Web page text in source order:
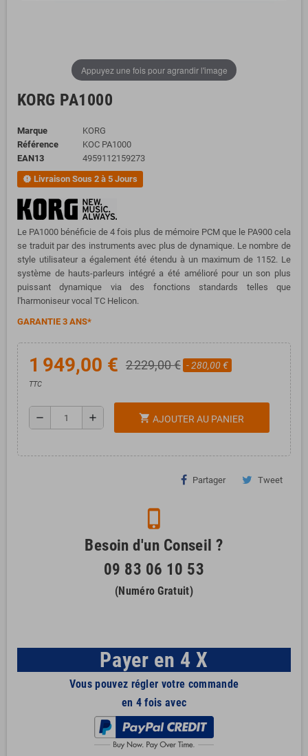
Appuyez une fois pour agrandir l'image
KORG PA1000
Marque
KORG
Référence
KOC PA1000
EAN13
4959112159273
new_releases Livraison Sous 2 à 5 Jours
Le PA1000 bénéficie de 4 fois plus de mémoire PCM que le PA900 cela
se traduit par des instruments avec plus de dynamique. Le nombre de
style utilisateur a également été étendu à un maximum de 1152. Le
système de hauts-parleurs intégré a été amélioré pour un son plus
puissant dynamique via des fonctions standards telles que
l'harmoniseur vocal TC Helicon.
GARANTIE 3 ANS*
1 949,00 € 2 229,00 € - 280,00 €
TTC
remove add shopping_cart AJOUTER AU PANIER
Partager Tweet
phone_iphone
Besoin d'un Conseil ?
09 83 06 10 53
(Numéro Gratuit)
Payer en 4 X
Vous pouvez régler votre commande
en 4 fois avec